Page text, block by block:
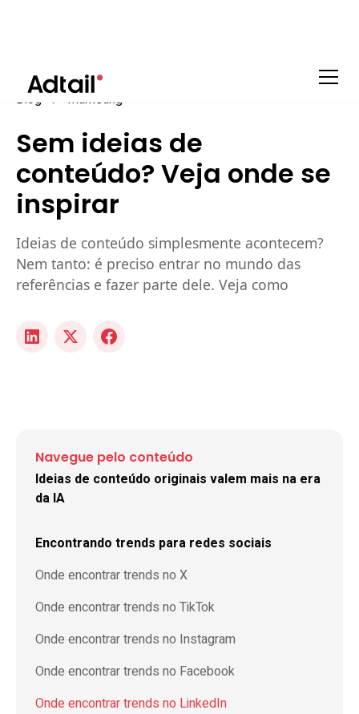
Blog Marketing
Sem ideias de
conteúdo? Veja onde se
inspirar
Ideias de conteúdo simplesmente acontecem?
Nem tanto: é preciso entrar no mundo das
referências e fazer parte dele. Veja como
Navegue pelo conteúdo
Ideias de conteúdo originais valem mais na era
da IA
Encontrando trends para redes sociais
Onde encontrar trends no X
Onde encontrar trends no TikTok
Onde encontrar trends no Instagram
Onde encontrar trends no Facebook
Onde encontrar trends no LinkedIn